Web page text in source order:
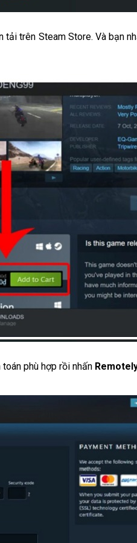
tải trên Steam Store. Và bạn
phù hợp rồi nhấn